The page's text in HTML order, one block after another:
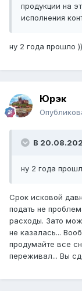
продукции на
исполнения
ну 2 года прошло
Юрэк
В
ну 2 года
Срок исковой
подать не
расходы. Зато
не казалась...
продумайте все
переживал... Вы